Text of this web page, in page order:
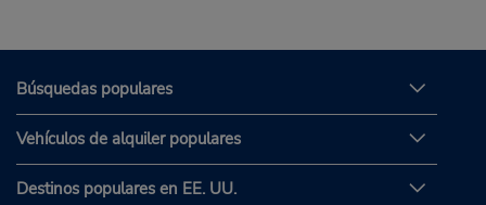
Búsquedas populares
Vehículos de alquiler populares
Destinos populares en EE. UU.